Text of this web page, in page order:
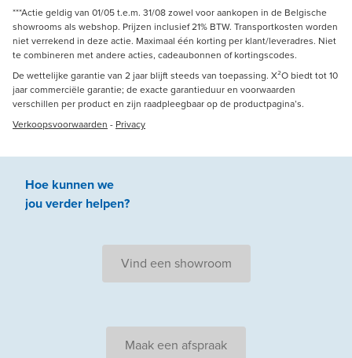
***Actie geldig van 01/05 t.e.m. 31/08 zowel voor aankopen in de Belgische
showrooms als webshop. Prijzen inclusief 21% BTW. Transportkosten worden
niet verrekend in deze actie. Maximaal één korting per klant/leveradres. Niet
te combineren met andere acties, cadeaubonnen of kortingscodes.
De wettelijke garantie van 2 jaar blijft steeds van toepassing. X²O biedt tot 10
jaar commerciële garantie; de exacte garantieduur en voorwaarden
verschillen per product en zijn raadpleegbaar op de productpagina’s.
Verkoopsvoorwaarden - Privacy
Hoe kunnen we
jouverder helpen?
Vind een showroom
Maak een afspraak